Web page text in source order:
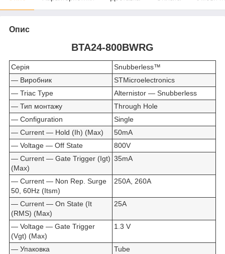
Опис
BTA24-800BWRG
Серія
Snubberless™
— Виробник
STMicroelectronics
— Triac Type
Alternistor ― Snubberless
— Тип монтажу
Through Hole
— Configuration
Single
— Current ― Hold (Ih) (Max)
50mA
— Voltage ― Off State
800V
— Current ― Gate Trigger (Igt)
(Max)
35mA
— Current ― Non Rep. Surge
50, 60Hz (Itsm)
250A, 260A
— Current ― On State (It
(RMS) (Max)
25A
— Voltage ― Gate Trigger
(Vgt) (Max)
1.3 V
— Упаковка
Tube